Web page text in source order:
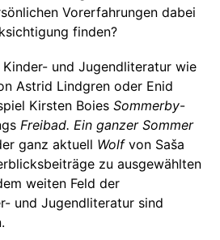
Vorerfahrungen dabei
finden?
Kinder- und Jugendliteratur wie
Astrid Lindgren oder Enid
Kirsten Boies Sommerby-
Freibad. Ein ganzer Sommer
ganz aktuell Wolf von Saša
zu ausgewählten
weiten Feld der
und Jugendliteratur sind